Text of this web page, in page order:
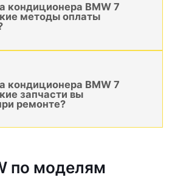
кондиционера BMW 7
методы оплаты
кондиционера BMW 7
запчасти вы
ремонте?
по моделям